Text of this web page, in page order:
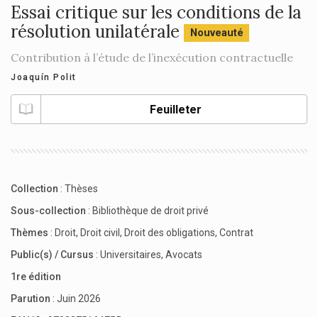
Essai critique sur les conditions de la
résolution unilatérale
Nouveauté
Contribution à l’étude de l’inexécution contractuelle
Joaquín Polit
Feuilleter
Collection : Thèses
Sous-collection : Bibliothèque de droit privé
Thèmes : Droit, Droit civil , Droit des obligations, Contrat
Public(s) / Cursus : Universitaires, Avocats
1re édition
Parution : Juin 2026